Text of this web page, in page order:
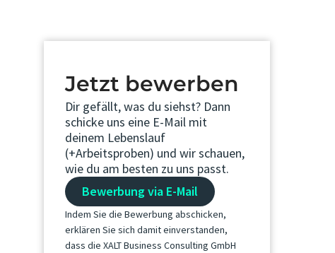
Jetzt bewerben
Dir gefällt, was du siehst? Dann
schicke uns eine E-Mail mit
deinem Lebenslauf
(+Arbeitsproben) und wir schauen,
wie du am besten zu uns passt.
Bewerbung via E-Mail
Indem Sie die Bewerbung abschicken,
erklären Sie sich damit einverstanden,
dass die XALT Business Consulting GmbH